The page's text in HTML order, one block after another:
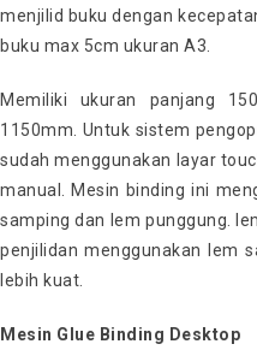
menjilid buku dengan
buku max 5cm ukuran A3.
Memiliki ukuran panjang
1150mm. Untuk sistem
sudah menggunakan layar
manual. Mesin binding ini
samping dan lem punggung.
penjilidan menggunakan lem
lebih kuat.
Mesin Glue Binding Desktop